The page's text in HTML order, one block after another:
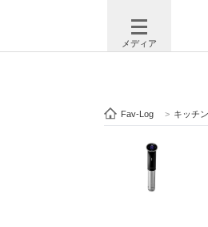
メディア
注目記事を集め
ビジネスと働
Fav-Log > キッチ